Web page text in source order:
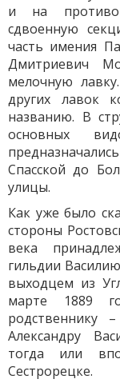
и на
сдвоенную
часть имения
Дмитриевич
мелочную
других лавок
названию. В
основных
Спасской до
улицы.
Как уже было
стороны
века
гильдии
выходцем из
марте 1889
родственнику
Александру
тогда или
Сестрорецке.